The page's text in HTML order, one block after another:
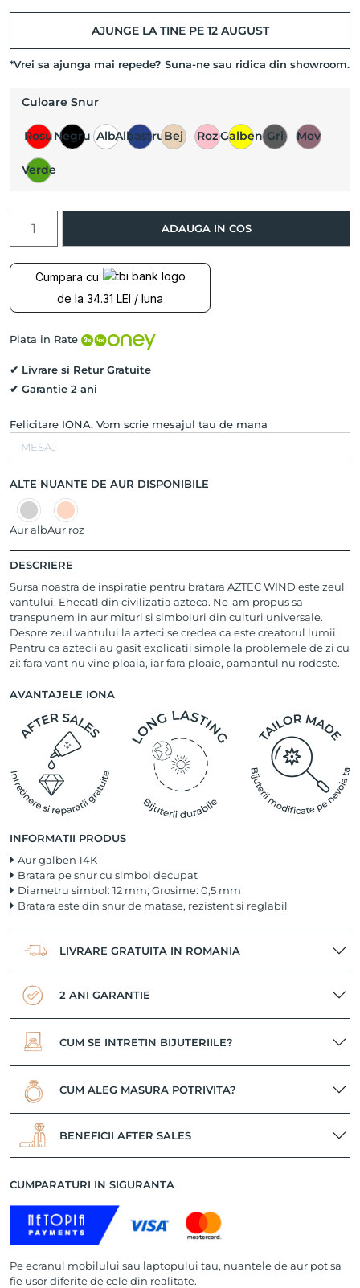
AJUNGE LA TINE PE 12 AUGUST
*Vrei sa ajunga mai repede? Suna-ne sau ridica din showroom.
Culoare Snur
RosuNegru AlbAlbastruBej RozGalben Gri Mov
Verde
Bratara
AZTEC
WIND,
pe
ADAUGA IN COS
Cumpara cu
de la 34.31 LEI / luna
Plata in Rate
✔ Livrare si Retur Gratuite
✔ Garantie 2 ani
Felicitare IONA. Vom scrie mesajul tau de mana
ALTE NUANTE DE AUR DISPONIBILE
Aur albAur roz
DESCRIERE
Sursa noastra de inspiratie pentru bratara AZTEC WIND este zeul
vantului, Ehecatl din civilizatia azteca. Ne-am propus sa
transpunem in aur mituri si simboluri din culturi universale.
Despre zeul vantului la azteci se credea ca este creatorul lumii.
Pentru ca aztecii au gasit explicatii simple la problemele de zi cu
zi: fara vant nu vine ploaia, iar fara ploaie, pamantul nu rodeste.
AVANTAJELE IONA
INFORMATII PRODUS
Aur galben 14K
Bratara pe snur cu simbol decupat
Diametru simbol: 12 mm; Grosime: 0,5 mm
Bratara este din snur de matase, rezistent si reglabil
LIVRARE GRATUITA IN ROMANIA
2 ANI GARANTIE
CUM SE INTRETIN BIJUTERIILE?
CUM ALEG MASURA POTRIVITA?
BENEFICII AFTER SALES
CUMPARATURI IN SIGURANTA
Pe ecranul mobilului sau laptopului tau, nuantele de aur pot sa
fie usor diferite de cele din realitate.